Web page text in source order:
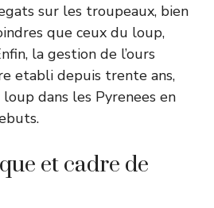
sur les troupeaux, bien
que ceux du loup,
la gestion de l’ours
etabli depuis trente ans,
dans les Pyrenees en
et cadre de